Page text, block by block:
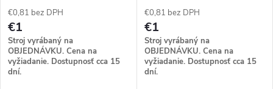
€0,81 bez DPH
€1
Stroj vyrábaný na
OBJEDNÁVKU. Cena na
vyžiadanie. Dostupnosť cca 15
dní.
€0,81 bez DPH
€1
Stroj vyrábaný na
OBJEDNÁVKU. Cena na
vyžiadanie. Dostupnosť cca 15
dní.